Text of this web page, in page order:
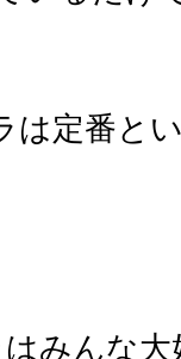
は定番と
みんな